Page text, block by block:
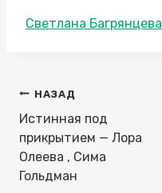
Метки
Светлана Багрянцева
Навигация
по
записям
НАЗАД
Истинная под
прикрытием — Лора
Олеева , Сима
Гольдман